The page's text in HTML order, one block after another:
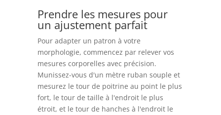
Prendre les mesures pour
un ajustement parfait
Pour adapter un patron à votre
morphologie, commencez par relever vos
mesures corporelles avec précision.
Munissez-vous d'un mètre ruban souple et
mesurez le tour de poitrine au point le plus
fort, le tour de taille à l'endroit le plus
étroit, et le tour de hanches à l'endroit le